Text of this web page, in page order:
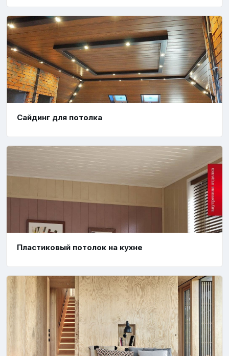
Сайдинг для потолка
Пластиковый потолок на кухне